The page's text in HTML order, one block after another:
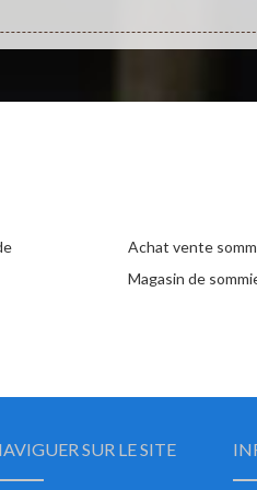
Achat vente
Magasin de
SUR LE SITE